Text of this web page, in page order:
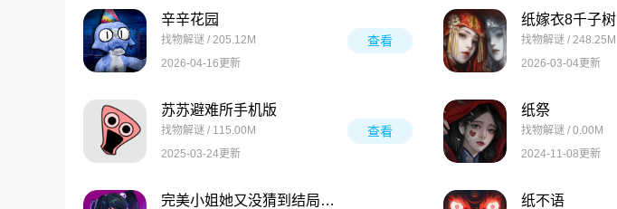
辛辛花园
找物解谜 / 205.12M
2026-04-16更新
查看
纸嫁衣8千子树
找物解谜 / 248.25M
2026-03-04更新
苏苏避难所手机版
找物解谜 / 115.00M
2025-03-24更新
查看
纸祭
找物解谜 / 0.00M
2024-11-08更新
完美小姐她又没猜到结局安卓版 纸不语